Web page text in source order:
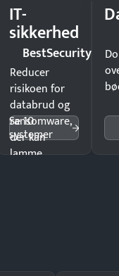
IT-
sikkerhed
BestSecurity
Reducer
risikoen for
databrud og
ransomware,
der kan
lamme
Se 10
systemer